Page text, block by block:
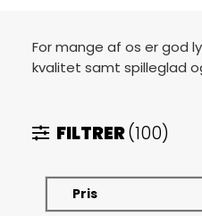
For mange af os er god
kvalitet samt spilleglad
FILTRER(100)
Pris